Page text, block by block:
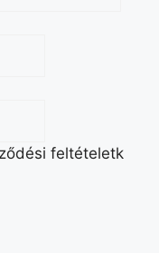
feltételetk